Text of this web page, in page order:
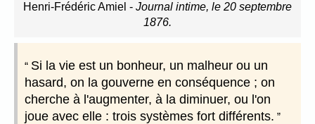
Henri-Frédéric Amiel - Journal intime, le 20 septembre
1876.
Si la vie est un bonheur, un malheur ou un
hasard, on la gouverne en conséquence ; on
cherche à l'augmenter, à la diminuer, ou l'on
joue avec elle : trois systèmes fort différents.